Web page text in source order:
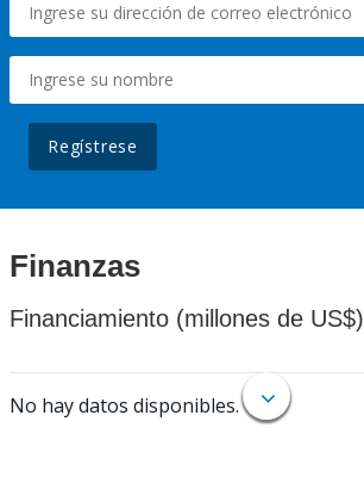
Regístrese
Finanzas
Financiamiento (millones de US$)
No hay datos disponibles.